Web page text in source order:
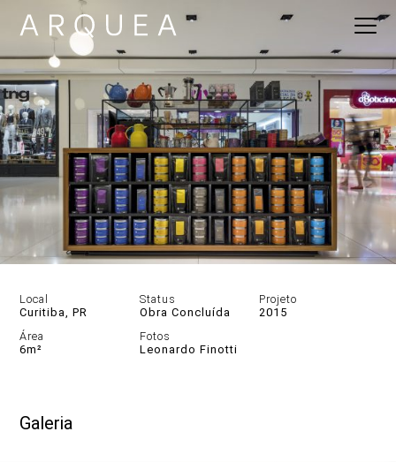
Local
Curitiba, PR
Status
Obra Concluída
Projeto
2015
Área
6m²
Fotos
Leonardo Finotti
Galeria